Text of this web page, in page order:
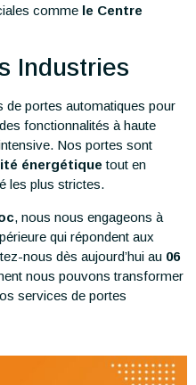
comme le Centre
Industries
portes automatiques pour
fonctionnalités à haute
Nos portes sont
énergétique tout en
les plus strictes.
, nous nous engageons à
qui répondent aux
nous dès aujourd’hui au 06
nous pouvons transformer
services de portes